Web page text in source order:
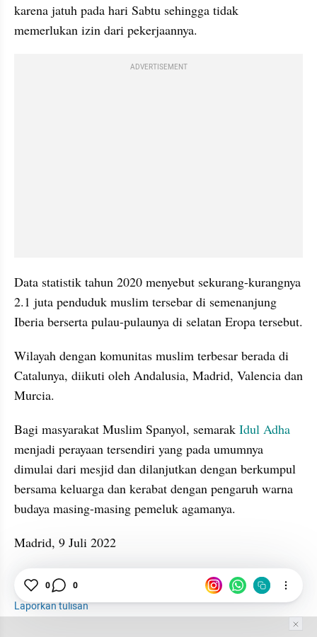
karena jatuh pada hari Sabtu sehingga tidak
memerlukan izin dari pekerjaannya.
ADVERTISEMENT
Data statistik tahun 2020 menyebut sekurang-kurangnya
2.1 juta penduduk muslim tersebar di semenanjung
Iberia berserta pulau-pulaunya di selatan Eropa tersebut.
Wilayah dengan komunitas muslim terbesar berada di
Catalunya, diikuti oleh Andalusia, Madrid, Valencia dan
Murcia.
Bagi masyarakat Muslim Spanyol, semarak Idul Adha
menjadi perayaan tersendiri yang pada umumnya
dimulai dari mesjid dan dilanjutkan dengan berkumpul
bersama keluarga dan kerabat dengan pengaruh warna
budaya masing-masing pemeluk agamanya.
Madrid, 9 Juli 2022
Idul Adha
Lebaran 2022
Laporkan tulisan
0 0